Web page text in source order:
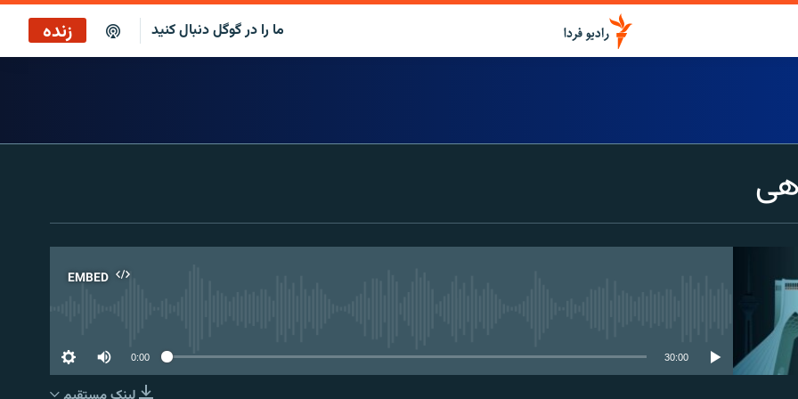
ما را در گوگل دنبال کنید زنده
EMBED
0:00 30:00